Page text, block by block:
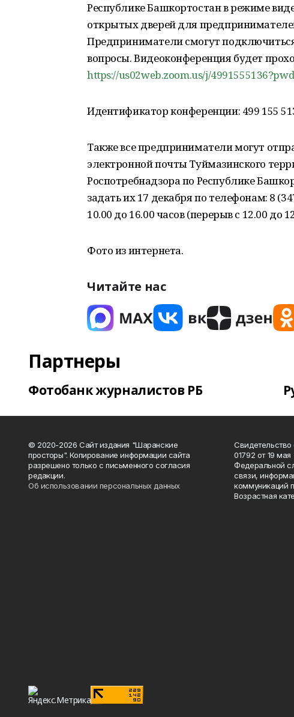
Республике Башкортостан в режиме
открытых дверей для
Предприниматели смогут
вопросы. Видеоконференция будет
https://us02web.zoom.us/j/
Идентификатор конференции: 499 155
Также все предприниматели могут
электронной почты Туймазинского
Роспотребнадзора по Республике
задать их 17 декабря по телефонам: 8
10.00 до 16.00 часов (перерыв с 12.00 до
Фото из интернета.
Читайте нас
Партнеры
Фотобанк журналистов РБ
© 2020-2026 Сайт издания "Шаранские
просторы". Копирование информации сайта
разрешено только с письменного согласия
редакции.
Об использовании персональных данных
01792 от 19
Федеральной
связи,
коммуникаций
Возрастная